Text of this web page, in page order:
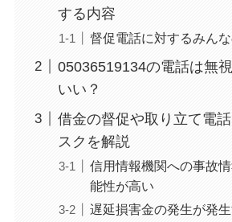
する内容
督促電話に対するみん
05036519134の電話は無
いい？
借金の督促や取り立て電
スクを解説
信用情報機関への事故
能性が高い
遅延損害金の発生が発